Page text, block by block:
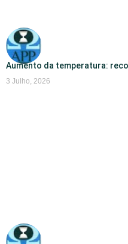
Aumento da temperatura:
3 Julho, 2026